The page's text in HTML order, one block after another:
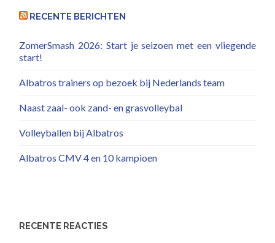
RECENTE BERICHTEN
ZomerSmash 2026: Start je seizoen met een vliegende
start!
Albatros trainers op bezoek bij Nederlands team
Naast zaal- ook zand- en grasvolleybal
Volleyballen bij Albatros
Albatros CMV 4 en 10 kampioen
RECENTE REACTIES